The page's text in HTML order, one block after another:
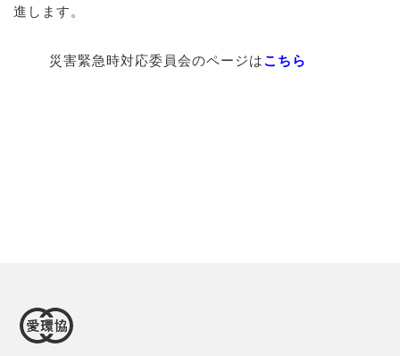
進します。
災害緊急時対応委員会のページはこちら